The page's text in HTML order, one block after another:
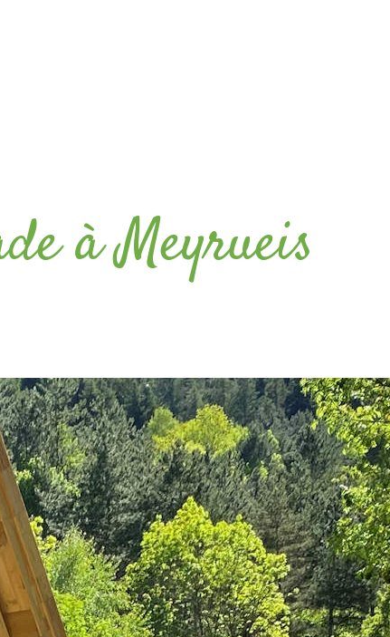
à Meyrueis